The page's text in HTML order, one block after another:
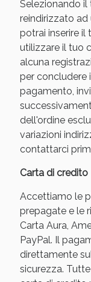
Selezionando il
reindirizzato ad
potrai inserire il
utilizzare il tuo
alcuna
per concludere
pagamento,
dell'ordine
variazioni
contattarci
Carta di credito
Accettiamo le
prepagate e le
Carta Aura,
PayPal. Il
direttamente
sicurezza.